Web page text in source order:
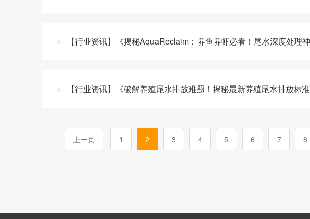
【行业资讯】《揭秘AquaReclaim：养鱼养虾必看！尾水深度处理
【行业资讯】《破解养殖尾水排放难题！揭秘最新养殖尾水排放标准
上一页 1 2 3 4 5 6 7 8